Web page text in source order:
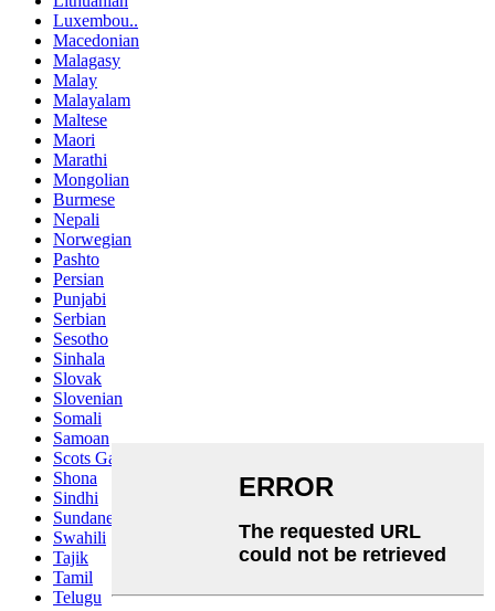
Luxembou..
Macedonian
Malagasy
Malay
Malayalam
Maltese
Maori
Marathi
Mongolian
Burmese
Nepali
Norwegian
Pashto
Persian
Punjabi
Serbian
Sesotho
Sinhala
Slovak
Slovenian
Somali
Samoan
Scots Gaelic
Shona
Sindhi
Sundanese
Swahili
Tajik
Tamil
Telugu